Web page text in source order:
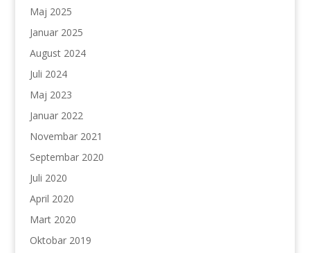
Maj 2025
Januar 2025
August 2024
Juli 2024
Maj 2023
Januar 2022
Novembar 2021
Septembar 2020
Juli 2020
April 2020
Mart 2020
Oktobar 2019